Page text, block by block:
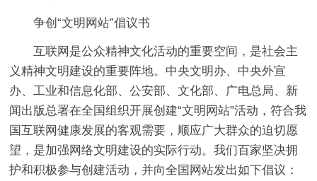
争创“文明网站”倡议书
互联网是公众精神文化活动的重要空间，是社会主
义精神文明建设的重要阵地。中央文明办、中央外宣
办、工业和信息化部、公安部、文化部、广电总局、新
闻出版总署在全国组织开展创建“文明网站”活动，符合我
国互联网健康发展的客观需要，顺应广大群众的迫切愿
望，是加强网络文明建设的实际行动。我们百家坚决拥
护和积极参与创建活动，并向全国网站发出如下倡议：